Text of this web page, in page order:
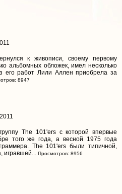
к живописи, своему первому
альбомных обложек, имел несколько
его работ Лили Аллен приобрела за
8947
The 101'ers с которой впервые
того же года, а весной 1975 года
The 101'ers были типичной,
игравшей... Просмотров: 8956